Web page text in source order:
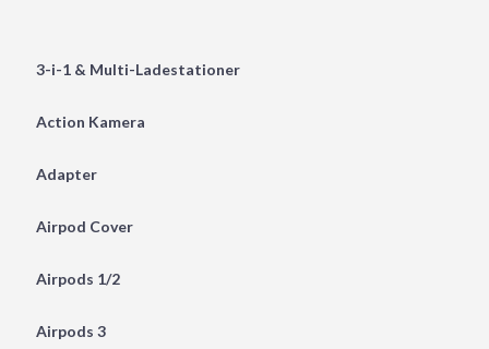
3-i-1 & Multi-Ladestationer
Action Kamera
Adapter
Airpod Cover
Airpods 1/2
Airpods 3